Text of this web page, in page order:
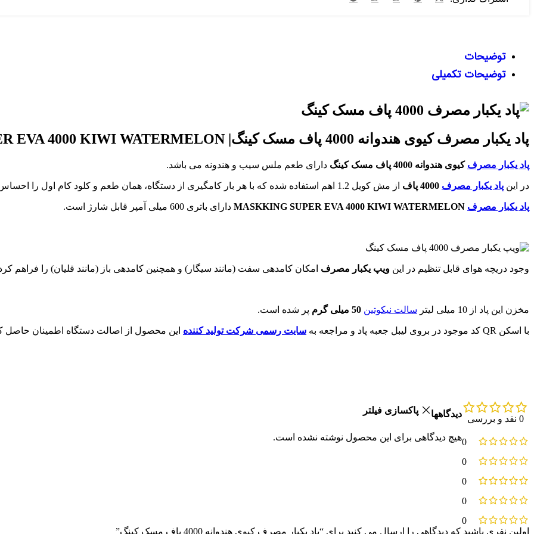
توضیحات
توضیحات تکمیلی
پاد یکبار مصرف کیوی هندوانه 4000 پاف مسک کینگ| EVA 4000 KIWI WATERMELON
پاد یکبار مصرف کیوی هندوانه 4000 پاف مسک کینگ دارای طعم ملس سیب و هندونه می باشد.
در این پاد یکبار مصرف از مش کویل 1.2 اهم استفاده شده که با هر بار کامگیری از دستگاه، همان طعم و کلود کام اول را احساس می کنید.
پاد یکبار مصرف MASKKING SUPER EVA 4000 KIWI WATERMELON دارای باتری 600 میلی آمپر قابل شارژ است.
وجود دریچه هوای قابل تنظیم در این ویپ یکبار مصرف امکان کامدهی سفت (مانند سیگار) و همچنین کامدهی باز (مانند قلیان) را فراهم
مخزن این پاد از 10 میلی لیتر سالت نیکوتین 50 میلی گرم پر شده است.
با اسکن QR کد موجود در بروی لیبل جعبه پاد و مراجعه به سایت رسمی شرکت تولید کننده این محصول از اصالت دستگاه اطمینان حاصل
0 نقد و بررسی
0
0
0
0
0
دیدگاهها پاکسازی فیلتر
هیچ دیدگاهی برای این محصول نوشته نشده است.
اولین نفری باشید که دیدگاهی را ارسال می کنید برای “پاد یکبار مصرف کیوی هندوانه 4000 پاف مسک کینگ”